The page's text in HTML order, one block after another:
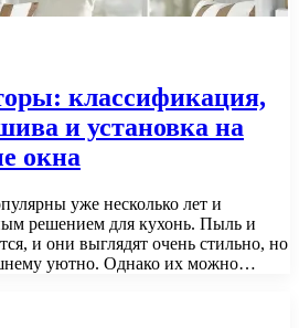
классификация,
и установка на
окна
уже несколько лет и
решением для кухонь. Пыль и
и они выглядят очень стильно, но
уютно. Однако их можно…